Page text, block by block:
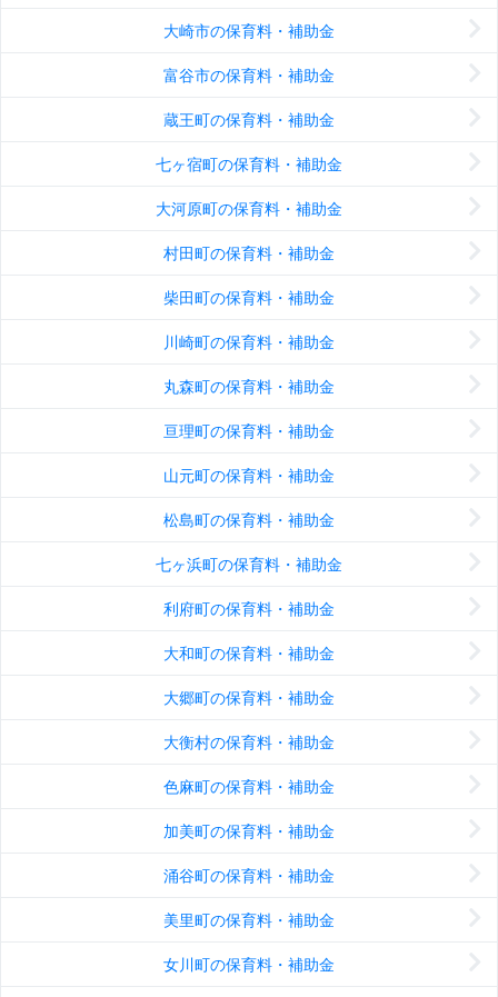
大崎市の保育料・補助金
富谷市の保育料・補助金
蔵王町の保育料・補助金
七ヶ宿町の保育料・補助金
大河原町の保育料・補助金
村田町の保育料・補助金
柴田町の保育料・補助金
川崎町の保育料・補助金
丸森町の保育料・補助金
亘理町の保育料・補助金
山元町の保育料・補助金
松島町の保育料・補助金
七ヶ浜町の保育料・補助金
利府町の保育料・補助金
大和町の保育料・補助金
大郷町の保育料・補助金
大衡村の保育料・補助金
色麻町の保育料・補助金
加美町の保育料・補助金
涌谷町の保育料・補助金
美里町の保育料・補助金
女川町の保育料・補助金